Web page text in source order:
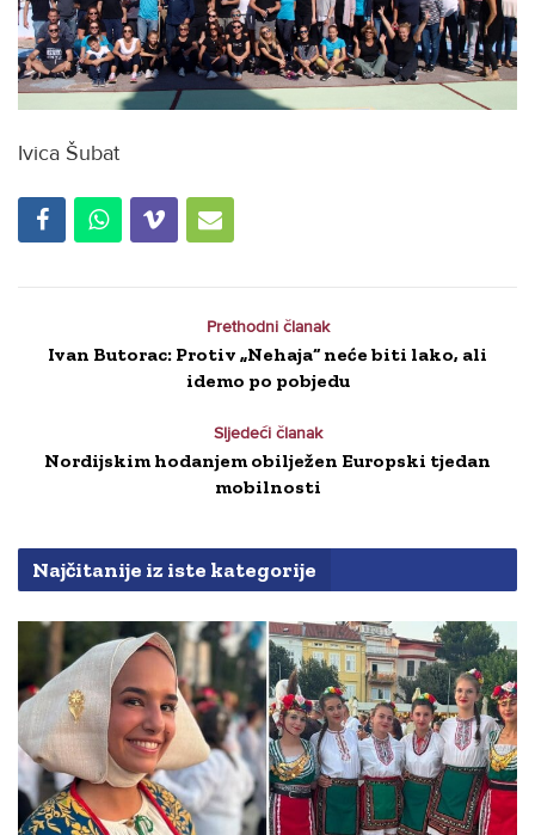
Ivica Šubat
Prethodni članak
Ivan Butorac: Protiv „Nehaja“ neće biti lako, ali
idemo po pobjedu
Sljedeći članak
Nordijskim hodanjem obilježen Europski tjedan
mobilnosti
Najčitanije iz iste kategorije